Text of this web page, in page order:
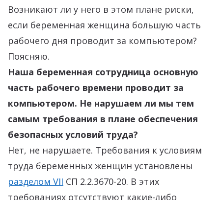
Возникают ли у него в этом плане риски,
если беременная женщина большую часть
рабочего дня проводит за компьютером?
Поясняю.
Наша беременная сотрудница основную
часть рабочего времени проводит за
компьютером. Не нарушаем ли мы тем
самым требования в плане обеспечения
безопасных условий труда?
Нет, не нарушаете. Требования к условиям
труда беременных женщин установлены
разделом VII СП 2.2.3670-20. В этих
требованиях отсутствуют какие-либо